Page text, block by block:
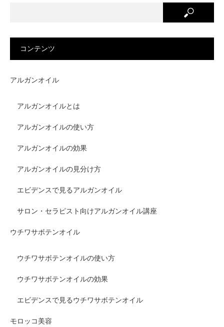
コンテンツ
アルガンオイル
アルガンオイルとは
アルガンオイルの使い方
アルガンオイルの効果
アルガンオイルの見分け方
エビデンスで見るアルガンオイル
サロン・セラピスト向けアルガンオイル講座
ウチワサボテンオイル
ウチワサボテンオイルの使い方
ウチワサボテンオイルの効果
エビデンスで見るウチワサボテンオイル
モロッコ美容